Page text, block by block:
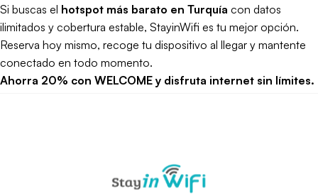
Si buscas el hotspot más barato en Turquía con datos
ilimitados y cobertura estable, StayinWifi es tu mejor opción.
Reserva hoy mismo, recoge tu dispositivo al llegar y mantente
conectado en todo momento.
Ahorra 20% con WELCOME y disfruta internet sin límites.